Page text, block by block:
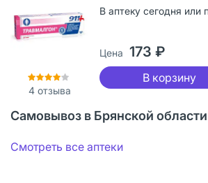
4отзыва
В аптеку сегодня или
Цена 173 ₽
В корзину
Самовывоз в Брянской области
Смотреть все аптеки